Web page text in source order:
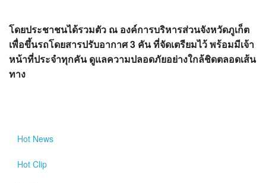
โดยประชาชนได้รวมตัว ณ องค์การบริหารส่วนจังหวัดภูเก็ต
เพื่อขึ้นรถโดยสารปรับอากาศ 3 คัน ที่จัดเตรียมไว้ พร้อมมีเจ้า
หน้าที่ประจำทุกคัน ดูแลความปลอดภัยอย่างใกล้ชิดตลอดเส้น
ทาง
Hot News
Hot Clip